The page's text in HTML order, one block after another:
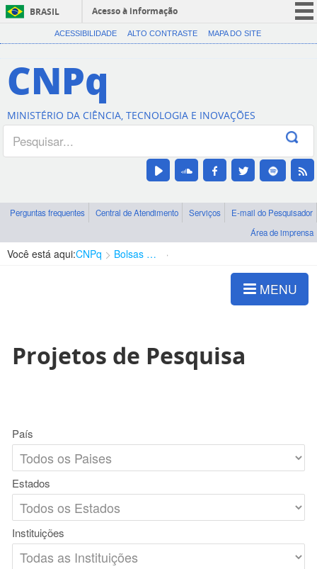
BRASIL
Acesso à informação
CORONAVÍRUS (COVID-19)
Canais
ACESSIBILIDADE ALTO CONTRASTE MAPA DO SITE
CNPq
MINISTÉRIO DA CIÊNCIA, TECNOLOGIA E INOVAÇÕES
Perguntas frequentes Central de Atendimento Serviços
E-mail do Pesquisador
Área de imprensa
Você está aqui:CNPq Bolsas e Auxílios Vigentes
MENU
Projetos de Pesquisa
País
Estados
Instituições